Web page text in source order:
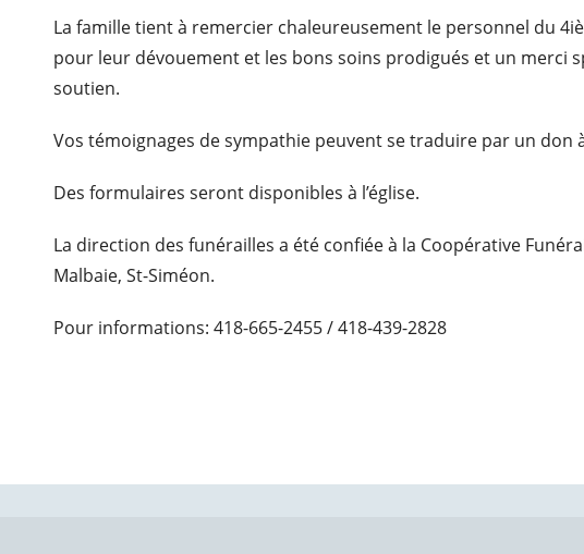
La famille tient à remercier chaleureusement le personnel du
pour leur dévouement et les bons soins prodigués et un merci
soutien.
Vos témoignages de sympathie peuvent se traduire par un don
Des formulaires seront disponibles à l’église.
La direction des funérailles a été confiée à la Coopérative
Malbaie, St-Siméon.
Pour informations: 418-665-2455 / 418-439-2828